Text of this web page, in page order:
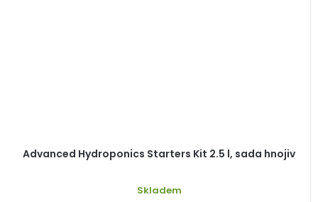
Advanced Hydroponics Starters Kit 2.5 l, sada hnojiv
Skladem